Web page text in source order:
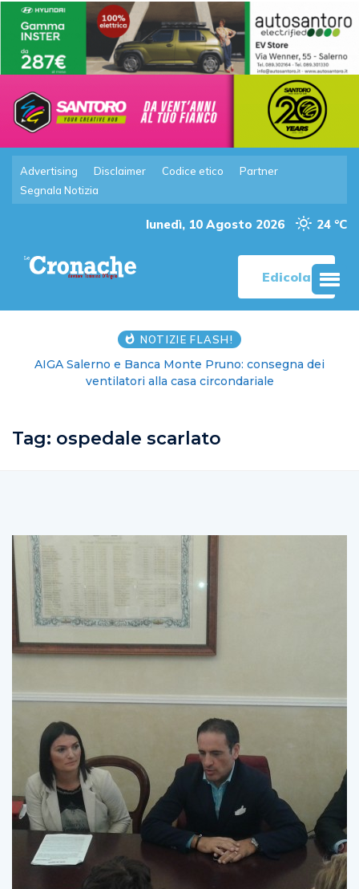
Advertising Disclaimer Codice etico
Partner
Segnala Notizia
lunedì, 10 Agosto 2026 24 °C
Edicola
NOTIZIE FLASH!
AIGA Salerno e Banca Monte Pruno: consegna dei
ventilatori alla casa circondariale
Tag: ospedale scarlato